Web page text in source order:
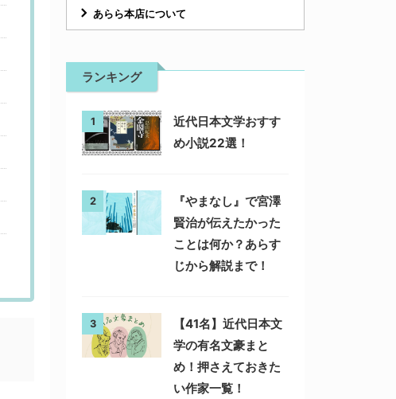
あらら本店について
ランキング
1
近代日本文学おすす
め小説22選！
2
『やまなし』で宮澤
賢治が伝えたかった
ことは何か？あらす
じから解説まで！
3
【41名】近代日本文
学の有名文豪まと
め！押さえておきた
い作家一覧！